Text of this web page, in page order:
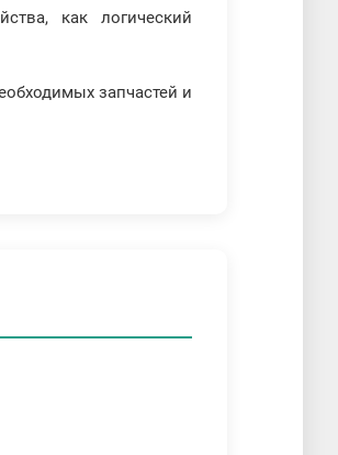
как логический
запчастей и